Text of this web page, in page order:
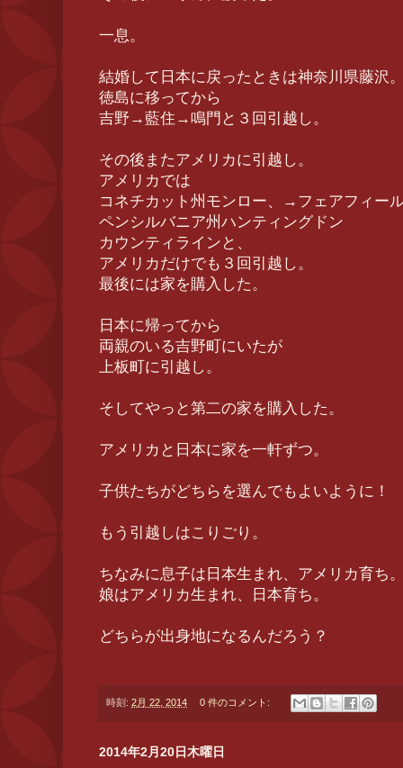
一息。
結婚して日本に戻ったときは神奈川県藤沢
徳島に移ってから
吉野→藍住→鳴門と３回引越し。
その後またアメリカに引越し。
アメリカでは
コネチカット州モンロー、→フェアフィー
ペンシルバニア州ハンティングドン
カウンティラインと、
アメリカだけでも３回引越し。
最後には家を購入した。
日本に帰ってから
両親のいる吉野町にいたが
上板町に引越し。
そしてやっと第二の家を購入した。
アメリカと日本に家を一軒ずつ。
子供たちがどちらを選んでもよいように！
もう引越しはこりごり。
ちなみに息子は日本生まれ、アメリカ育ち
娘はアメリカ生まれ、日本育ち。
どちらが出身地になるんだろう？
時刻: 2月 22, 2014 0 件のコメント:
2014年2月20日木曜日